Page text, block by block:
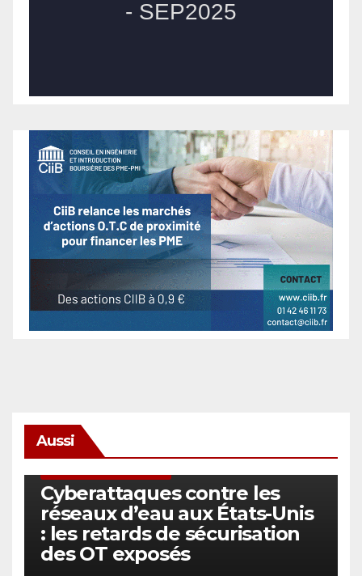
Aussi
Cyberattaques contre les
réseaux d’eau aux États-Unis
: les retards de sécurisation
des OT exposés